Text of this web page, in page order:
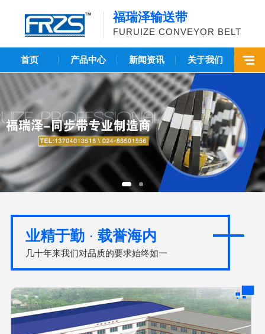
福瑞泽输送带
FURUIZE CONVEYOR BELT
首页 产品中心 新闻资讯 关于我们
业精于勤 · 载誉海内
几十年来我们对品质的要求始终如一